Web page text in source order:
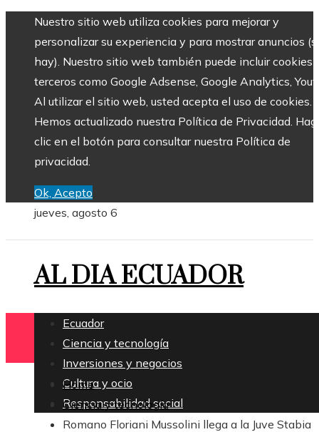
Nuestro sitio web utiliza cookies para mejorar y
personalizar su experiencia y para mostrar anuncios
hay). Nuestro sitio web también puede incluir cookies
terceros como Google Adsense, Google Analytics,
Al utilizar el sitio web, usted acepta el uso de cookies.
Hemos actualizado nuestra Política de Privacidad.
clic en el botón para consultar nuestra Política de
privacidad.
Ok, Acepto
jueves, agosto 6
AL DIA ECUADOR
Ecuador
Ciencia y tecnología
Inversiones y negocios
Cultura y ocio
Responsabilidad social
Home
Ciencia y tecnología
Romano Floriani Mussolini llega a la Juve Stabia